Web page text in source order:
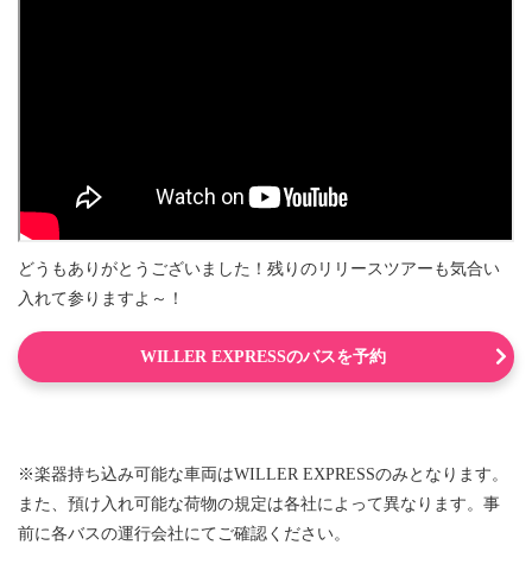
どうもありがとうございました！残りのリリースツアーも気合い
入れて参りますよ～！
WILLER EXPRESSのバスを予約
※楽器持ち込み可能な車両はWILLER EXPRESSのみとなります。
また、預け入れ可能な荷物の規定は各社によって異なります。事
前に各バスの運行会社にてご確認ください。